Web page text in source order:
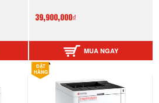
39,900,000₫
MUA NGAY
ĐẶT
HÀNG